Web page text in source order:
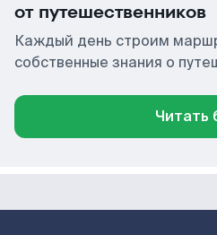
от путешественников
Каждый день строим
собственные знания о
Читать